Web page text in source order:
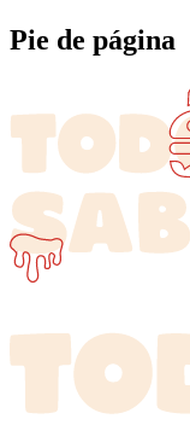
Pie de página